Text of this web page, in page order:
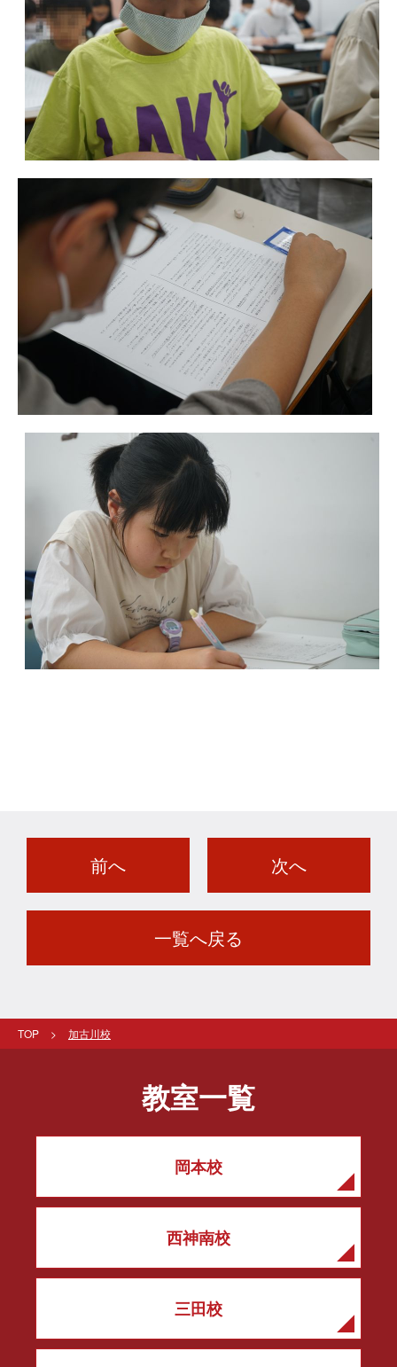
前へ 次へ
一覧へ戻る
TOP 加古川校
教室一覧
岡本校
西神南校
三田校